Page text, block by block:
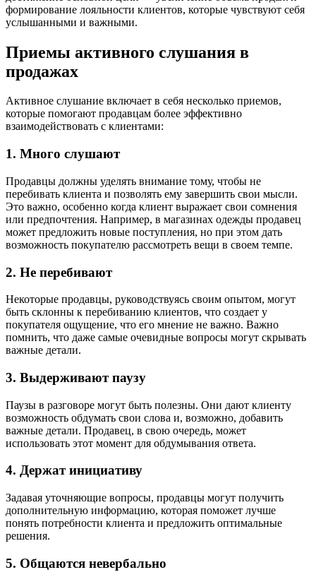
формирование лояльности клиентов, которые чувствуют себя
услышанными и важными.
Приемы активного слушания в
продажах
Активное слушание включает в себя несколько приемов,
которые помогают продавцам более эффективно
взаимодействовать с клиентами:
1. Много слушают
Продавцы должны уделять внимание тому, чтобы не
перебивать клиента и позволять ему завершить свои мысли.
Это важно, особенно когда клиент выражает свои сомнения
или предпочтения. Например, в магазинах одежды продавец
может предложить новые поступления, но при этом дать
возможность покупателю рассмотреть вещи в своем темпе.
2. Не перебивают
Некоторые продавцы, руководствуясь своим опытом, могут
быть склонны к перебиванию клиентов, что создает у
покупателя ощущение, что его мнение не важно. Важно
помнить, что даже самые очевидные вопросы могут скрывать
важные детали.
3. Выдерживают паузу
Паузы в разговоре могут быть полезны. Они дают клиенту
возможность обдумать свои слова и, возможно, добавить
важные детали. Продавец, в свою очередь, может
использовать этот момент для обдумывания ответа.
4. Держат инициативу
Задавая уточняющие вопросы, продавцы могут получить
дополнительную информацию, которая поможет лучше
понять потребности клиента и предложить оптимальные
решения.
5. Общаются невербально